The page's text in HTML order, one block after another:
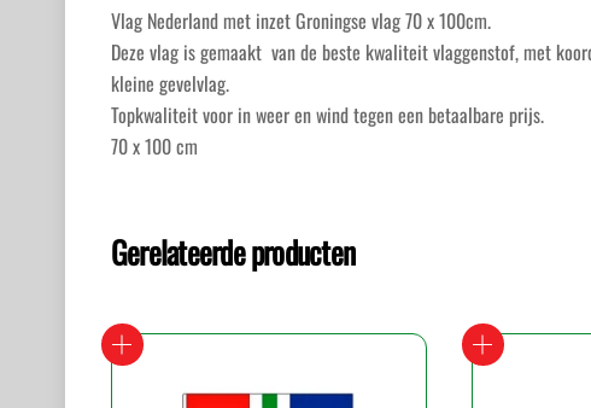
Vlag Nederland met inzet Groningse vlag 70 x 100cm.
Deze vlag is gemaakt van de beste kwaliteit vlaggenstof, met
kleine gevelvlag.
Topkwaliteit voor in weer en wind tegen een betaalbare prijs.
70 x 100 cm
Gerelateerde producten